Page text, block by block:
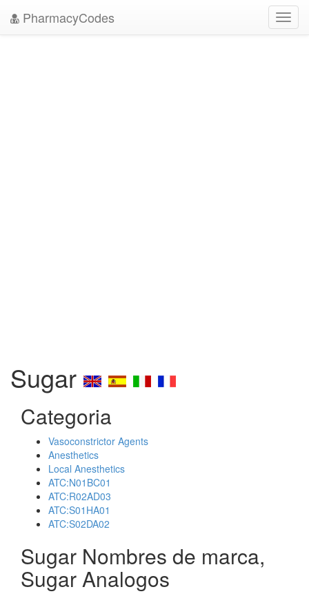
PharmacyCodes
Sugar
Categoria
Vasoconstrictor Agents
Anesthetics
Local Anesthetics
ATC:N01BC01
ATC:R02AD03
ATC:S01HA01
ATC:S02DA02
Sugar Nombres de marca,
Sugar Analogos